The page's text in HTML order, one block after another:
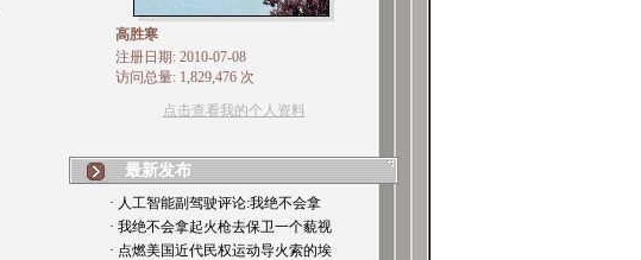
高胜寒
注册日期: 2010-07-08
访问总量: 1,829,476 次
点击查看我的个人资料
最新发布
· 人工智能副驾驶评论:我绝不会拿
· 我绝不会拿起火枪去保卫一个藐视
· 点燃美国近代民权运动导火索的埃